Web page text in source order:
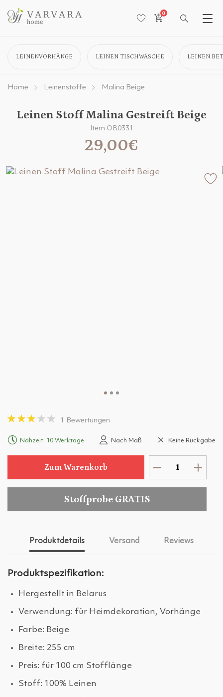
0
LEINENVORHÄNGE LEINEN TISCHWÄSCHE LEINEN
Home Leinenstoffe Malina Beige
Leinen Stoff Malina Gestreift Beige
Item OB0331
29,00€
1 Bewertungen
Nähzeit: 10 Werktage Nach Maß Keine Rückgabe
Zum Warenkorb
Stoffprobe GRATIS
Produktdetails Versand Reviews
Produktspezifikation:
Hergestellt in Belarus
Verwendung: für Heimdekoration, Vorhänge
Farbe: Beige
Breite: 255 cm
Preis: für 100 cm Stofflänge
Stoff: 100% Leinen